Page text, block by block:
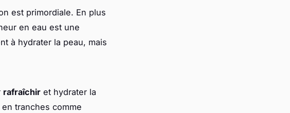
est primordiale. En plus
en eau est une
à hydrater la peau, mais
rafraîchir et hydrater la
tranches comme